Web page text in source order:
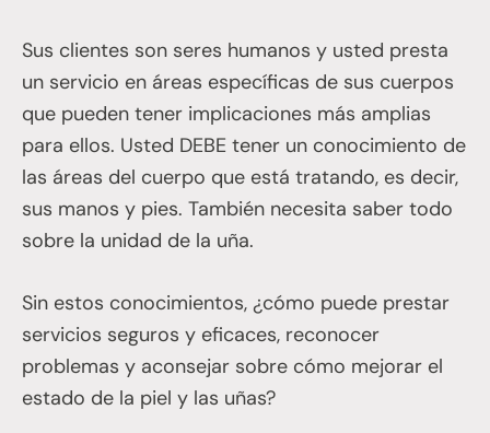
Sus clientes son seres humanos y usted presta
un servicio en áreas específicas de sus cuerpos
que pueden tener implicaciones más amplias
para ellos. Usted DEBE tener un conocimiento de
las áreas del cuerpo que está tratando, es decir,
sus manos y pies. También necesita saber todo
sobre la unidad de la uña.
Sin estos conocimientos, ¿cómo puede prestar
servicios seguros y eficaces, reconocer
problemas y aconsejar sobre cómo mejorar el
estado de la piel y las uñas?